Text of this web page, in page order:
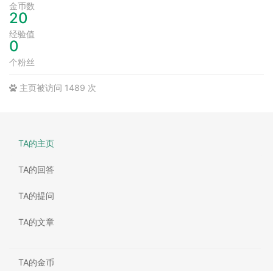
金币数
20
经验值
0
个粉丝
主页被访问 1489 次
TA的主页
TA的回答
TA的提问
TA的文章
TA的金币